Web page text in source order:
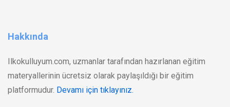
Hakkında
Ilkokulluyum.com, uzmanlar tarafından hazırlanan eğitim
materyallerinin ücretsiz olarak paylaşıldığı bir eğitim
platformudur. Devamı için tıklayınız.